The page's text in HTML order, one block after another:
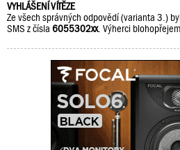
VYHLÁŠENÍ VÍTĚZE
Ze všech správných odpovědí (varianta 3.)
SMS z čísla 6055302xx. Výherci